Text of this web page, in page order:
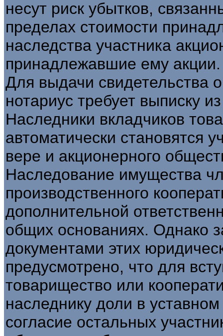
несут риск убытков,
пределах стоимости
наследства участника
принадлежавшие ему акции.
Для выдачи свидетельства
нотариус требует выписку
Наследники вкладчиков
автоматически становятся
вере и акционерного
Наследование имущества
производственного
дополнительной
общих основаниях. Однако
документами этих
предусмотрено, что для
товарищество или
наследнику доли в
согласие остальных